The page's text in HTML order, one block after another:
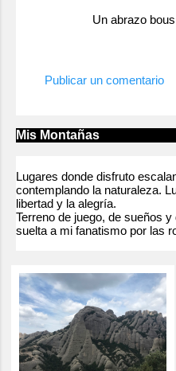
Un abrazo
Publicar un comentario
Mis Montañas
Lugares donde disfruto
contemplando la naturaleza.
libertad y la alegría.
Terreno de juego, de sueños
suelta a mi fanatismo por las